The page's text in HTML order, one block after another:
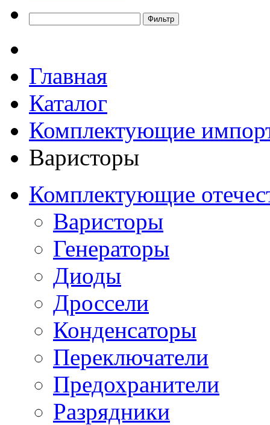
Главная
Каталог
Комплектующие
Варисторы
Комплектующие
Варисторы
Генераторы
Диоды
Дроссели
Конденсаторы
Переключатели
Предохранители
Разрядники